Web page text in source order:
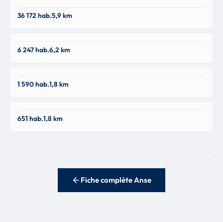
69400
36 172 hab.5,9 km
01480
6 247 hab.6,2 km
01600
1 590 hab.1,8 km
69480
651 hab.1,8 km
Fiche complète Anse